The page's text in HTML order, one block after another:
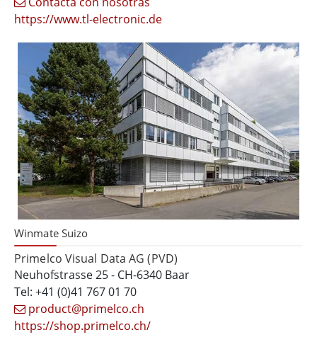
https://www.tl-electronic.de
Winmate Suizo
Primelco Visual Data AG (PVD)
Neuhofstrasse 25 - CH-6340 Baar
Tel: +41 (0)41 767 01 70
product@primelco.ch
https://shop.primelco.ch/